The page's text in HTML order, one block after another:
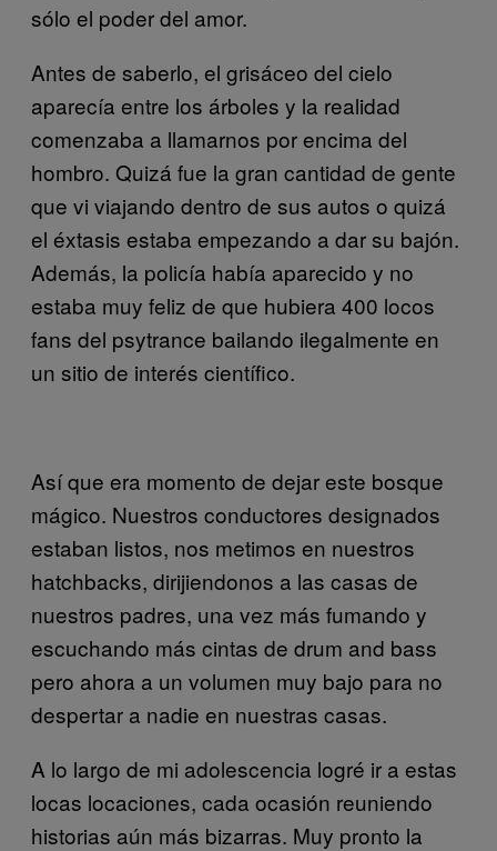
sólo el poder del amor.
Antes de saberlo, el grisáceo del cielo
aparecía entre los árboles y la realidad
comenzaba a llamarnos por encima del
hombro. Quizá fue la gran cantidad de gente
que vi viajando dentro de sus autos o quizá
el éxtasis estaba empezando a dar su bajón.
Además, la policía había aparecido y no
estaba muy feliz de que hubiera 400 locos
fans del psytrance bailando ilegalmente en
un sitio de interés científico.
Así que era momento de dejar este bosque
mágico. Nuestros conductores designados
estaban listos, nos metimos en nuestros
hatchbacks, dirijiendonos a las casas de
nuestros padres, una vez más fumando y
escuchando más cintas de drum and bass
pero ahora a un volumen muy bajo para no
despertar a nadie en nuestras casas.
A lo largo de mi adolescencia logré ir a estas
locas locaciones, cada ocasión reuniendo
historias aún más bizarras. Muy pronto la